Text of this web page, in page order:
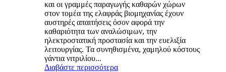
και οι γραμμές παραγωγής καθαρών χώρων
στον τομέα της ελαφράς βιομηχανίας έχουν
αυστηρές απαιτήσεις όσον αφορά την
καθαριότητα των αναλώσιμων, την
ηλεκτροστατική προστασία και την ευελιξία
λειτουργίας. Τα συνηθισμένα, χαμηλού κόστους
γάντια νιτριλίου...
Διαβάστε περισσότερα